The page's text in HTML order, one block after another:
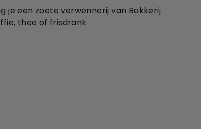
je een zoete verwennerij van Bakkerij
thee of frisdrank